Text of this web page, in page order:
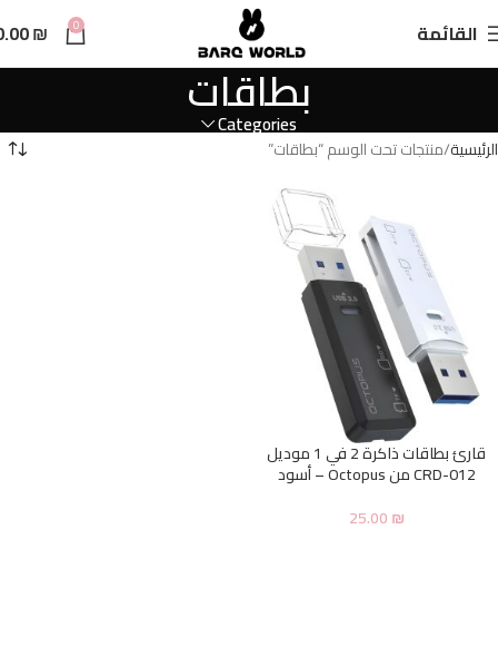
القائمة 0
₪
بطاقات
Categories
الرئيسية منتجات تحت الوسم “بطاقات”
قارئ بطاقات ذاكرة 2 في 1 موديل
CRD-012 من Octopus – أسود
25.00₪